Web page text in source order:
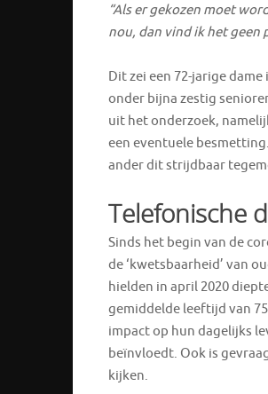
“Als er gekozen moet
nou, dan vind ik het geen
Dit zei een 72-jarige
onder bijna zestig
uit het onderzoek,
een eventuele
ander dit strijdbaar
Telefonische
Sinds het begin van de
de ‘kwetsbaarheid’ van
hielden in april 2020
gemiddelde leeftijd van
impact op hun dagelijks
beïnvloedt. Ook is
kijken.